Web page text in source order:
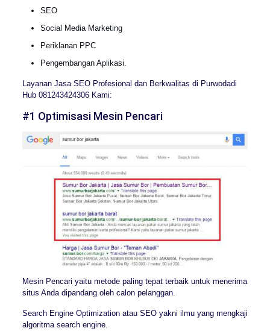
SEO
Social Media Marketing
Periklanan PPC
Pengembangan Aplikasi.
Layanan Jasa SEO Profesional dan Berkwalitas di Purwodadi
Hub 081243424306 Kami:
#1 Optimisasi Mesin Pencari
Mesin Pencari yaitu metode paling tepat terbaik untuk menerima
situs Anda dipandang oleh calon pelanggan.
Search Engine Optimization atau SEO yakni ilmu yang mengkaji
algoritma search engine.